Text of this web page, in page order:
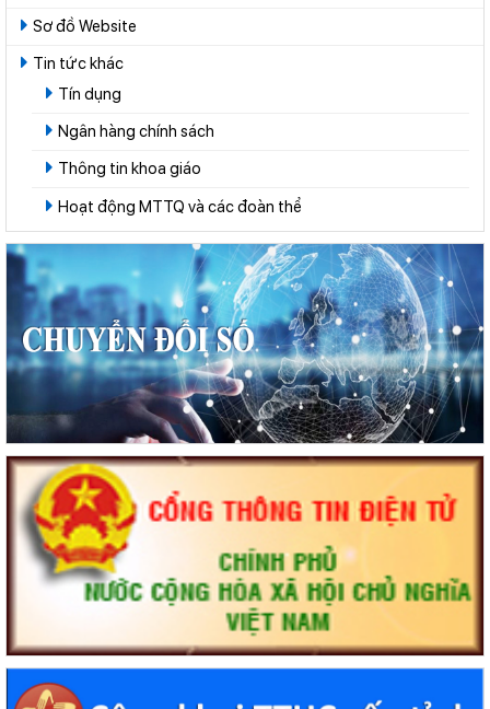
Sơ đồ Website
Tin tức khác
Tín dụng
Ngân hàng chính sách
Thông tin khoa giáo
Hoạt động MTTQ và các đoàn thể